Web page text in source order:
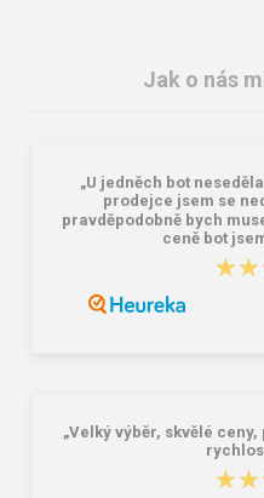
Bagmaster SÁČEK PRIM 22 A školní
na přezůvky / tělocvik - medvídek
Růžová 1.2 l
Jak o nás
„U jedněch bot
prodejce jsem se
pravděpodobně bych
ceně bot
„Velký výběr, skvělé